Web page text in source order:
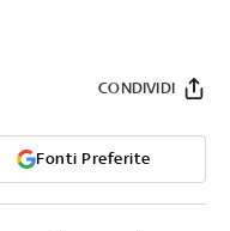
Fonti Preferite
CONDIVIDI